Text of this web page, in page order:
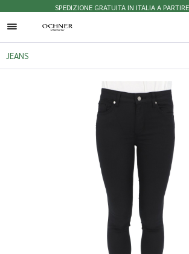
SPEDIZIONE GRATUITA IN ITALIA A
JEANS